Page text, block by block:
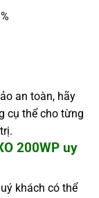
an toàn, hãy
cụ thể cho từng
200WP uy
khách có thể